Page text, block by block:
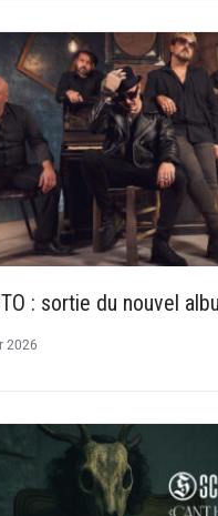
: sortie du nouvel
2026